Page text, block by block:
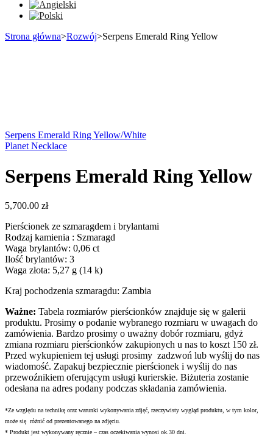
Strona główna>Rozwój>Serpens Emerald Ring Yellow
Serpens Emerald Ring Yellow/White
Planet Necklace
Serpens Emerald Ring Yellow
5,700.00 zł
Pierścionek ze szmaragdem i brylantami
Rodzaj kamienia : Szmaragd
Waga brylantów: 0,06 ct
Ilość brylantów: 3
Waga złota: 5,27 g (14 k)
Kraj pochodzenia szmaragdu: Zambia
Ważne: Tabela rozmiarów pierścionków znajduje się w galerii
produktu. Prosimy o podanie wybranego rozmiaru w uwagach do
zamówienia. Bardzo prosimy o uważny dobór rozmiaru, gdyż
zmiana rozmiaru pierścionków zakupionych u nas to koszt 150 zł.
Przed wykupieniem tej usługi prosimy zadzwoń lub wyślij do nas
wiadomość. Zapakuj bezpiecznie pierścionek i wyślij do nas
przewoźnikiem oferującym usługi kurierskie. Biżuteria zostanie
odesłana na adres podany podczas składania zamówienia.
*Ze względu na technikę oraz warunki wykonywania zdjęć, rzeczywisty wygląd produktu, w tym kolor,
może się różnić od prezentowanego na zdjęciu.
* Produkt jest wykonywany ręcznie – czas oczekiwania wynosi ok.30 dni.